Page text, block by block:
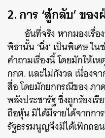
2. การ ‘สู้กลับ’ ขอ
อันที่จริง หากมองเรื่
พิธานั้น ‘นิ่ง’ เป็นพิเศษ ใ
คำถามเรื่องนี้ โดยมักให้เ
กกต. และไม่กังวล เนื่องจ
สื่อ โดยมักยกกรณีของ ภ
พลังประชารัฐ ซึ่งถูกร้อง
ถือหุ้น มิได้มีรายได้จากกา
รัฐธรรมนูญจึงมิได้เพิกถอ